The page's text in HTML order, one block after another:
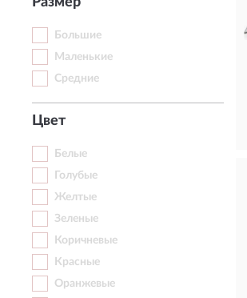
Большие
Маленькие
Средние
Цвет
Белые
Голубые
Желтые
Зеленые
Коричневые
Красные
Оранжевые